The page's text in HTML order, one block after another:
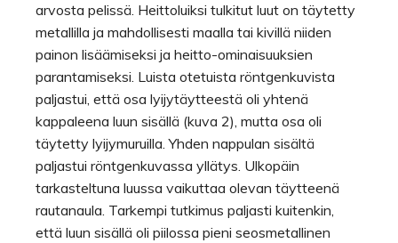
arvosta pelissä. Heittoluiksi tulkitut luut on täytetty
metallilla ja mahdollisesti maalla tai kivillä niiden
painon lisäämiseksi ja heitto-ominaisuuksien
parantamiseksi. Luista otetuista röntgenkuvista
paljastui, että osa lyijytäytteestä oli yhtenä
kappaleena luun sisällä (kuva 2), mutta osa oli
täytetty lyijymuruilla. Yhden nappulan sisältä
paljastui röntgenkuvassa yllätys. Ulkopäin
tarkasteltuna luussa vaikuttaa olevan täytteenä
rautanaula. Tarkempi tutkimus paljasti kuitenkin,
että luun sisällä oli piilossa pieni seosmetallinen